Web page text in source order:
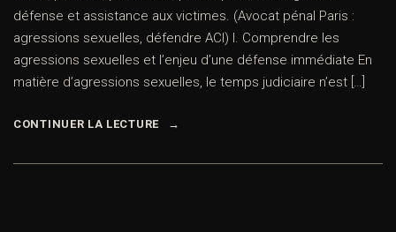
défense et assistance aux victimes. (Avocat pénal Paris :
agressions sexuelles, défendre ACI) I. Comprendre les
agressions sexuelles et l’enjeu d’une défense immédiate En
matière d’agressions sexuelles, le temps judiciaire n’est […]
CONTINUER LA LECTURE